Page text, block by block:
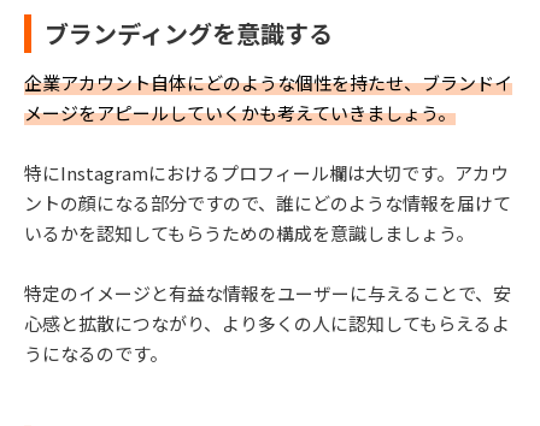
ブランディングを意識する
企業アカウント自体にどのような個性を持たせ、ブランドイ
メージをアピールしていくかも考えていきましょう。
特にInstagramにおけるプロフィール欄は大切です。アカウ
ントの顔になる部分ですので、誰にどのような情報を届けて
いるかを認知してもらうための構成を意識しましょう。
特定のイメージと有益な情報をユーザーに与えることで、安
心感と拡散につながり、より多くの人に認知してもらえるよ
うになるのです。